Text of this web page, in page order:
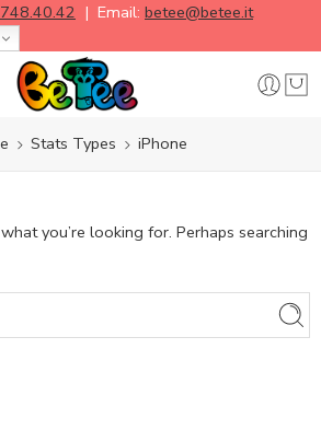
| Email: betee@betee.it
Stats Types iPhone
you’re looking for. Perhaps searching